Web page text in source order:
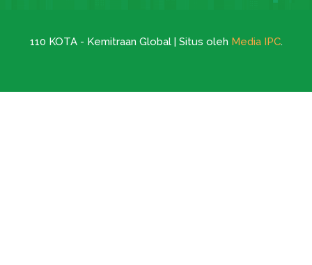
110 KOTA - Kemitraan Global | Situs oleh Media IPC.